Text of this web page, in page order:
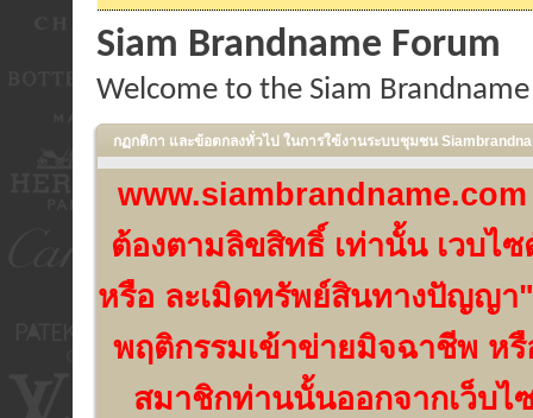
Siam Brandname Forum
Welcome to the Siam
กฏกติกา และข้อตกลงทั่วไป ในการใฃ้งานระบบชุมชน
ต้องตามลิขสิทธิ์ เท่านั้น เวบไ
หรือ ละเมิดทรัพย์สินทางปัญญ
พฤติกรรมเข้าข่ายมิจฉาชีพ ห
สมาชิกท่านนั้นออกจากเว็บ